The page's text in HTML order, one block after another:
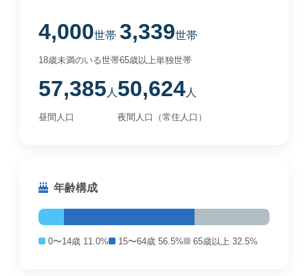
4,000世帯
18歳未満のいる世帯
3,339世帯
65歳以上単独世帯
57,385 人
昼間人口
50,624人
夜間人口（常住人口）
年齢構成
0〜14歳 11.0% 15〜64歳 56.5% 65歳以上 32.5%